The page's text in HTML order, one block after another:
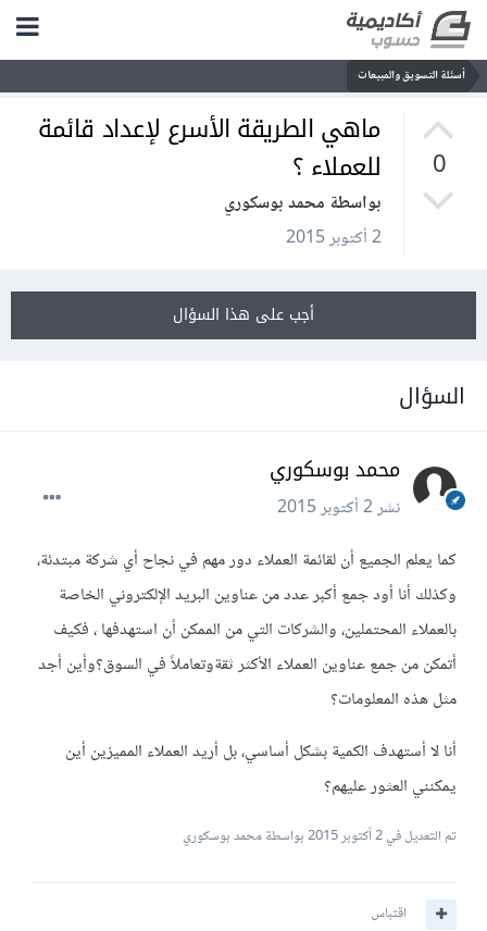
أسئلة التسويق والمبيعات
0
ماهي الطريقة الأسرع لإعداد قائمة
للعملاء ؟
بواسطة محمد بوسكوري
2 أكتوبر 2015
أجب على هذا السؤال
السؤال
محمد بوسكوري
نشر2 أكتوبر 2015
كما يعلم الجميع أن لقائمة العملاء دور مهم في نجاح أي شركة مبتدئة،
وكذلك أنا أود جمع أكبر عدد من عناوين البريد الإلكتروني الخاصة
بالعملاء المحتملين، والشركات التي من الممكن أن استهدفها ، فكيف
أتمكن من جمع عناوين العملاء الأكثر ثقةوتعاملاً في السوق؟وأين أجد
مثل هذه المعلومات؟
أنا لا أستهدف الكمية بشكل أساسي، بل أريد العملاء المميزين أين
يمكنني العثور عليهم؟
تم التعديل في2 أكتوبر 2015 بواسطة محمد بوسكوري
اقتباس